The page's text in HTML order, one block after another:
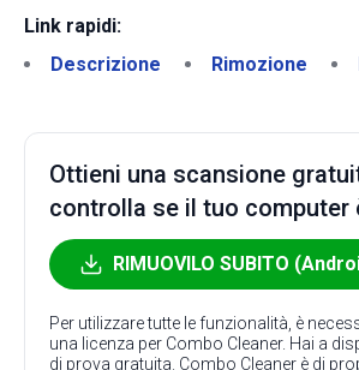
Link rapidi:
Descrizione
Rimozione
Ottieni una scansione
controlla se il tuo computer
RIMUOVILO SUBITO
Per utilizzare tutte le funzionalità, è
una licenza per Combo Cleaner. Hai a
di prova gratuita. Combo Cleaner è di